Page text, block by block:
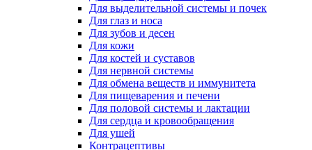
Для выделительной системы и почек
Для глаз и носа
Для зубов и десен
Для кожи
Для костей и суставов
Для нервной системы
Для обмена веществ и иммунитета
Для пищеварения и печени
Для половой системы и лактации
Для сердца и кровообращения
Для ушей
Контрацептивы